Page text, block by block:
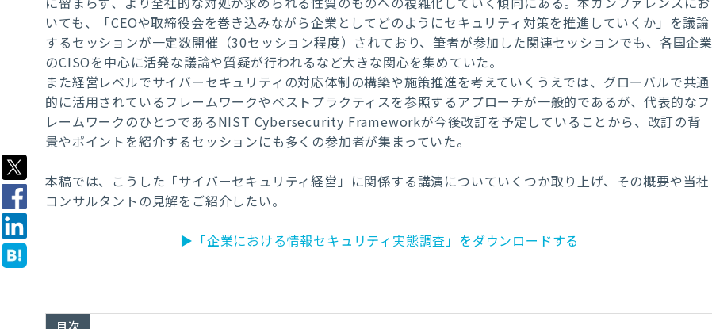
いても、「CEOや取締役会を巻き込みながら企業としてどのようにセキュリティ対策を推進していくか」を議論
するセッションが一定数開催（30セッション程度）されており、筆者が参加した関連セッションでも、各国企業
のCISOを中心に活発な議論や質疑が行われるなど大きな関心を集めていた。
また経営レベルでサイバーセキュリティの対応体制の構築や施策推進を考えていくうえでは、グローバルで共通
的に活用されているフレームワークやベストプラクティスを参照するアプローチが一般的であるが、代表的なフ
レームワークのひとつであるNIST Cybersecurity Frameworkが今後改訂を予定していることから、改訂の背
景やポイントを紹介するセッションにも多くの参加者が集まっていた。
本稿では、こうした「サイバーセキュリティ経営」に関係する講演についていくつか取り上げ、その概要や当社
コンサルタントの見解をご紹介したい。
▶「企業における情報セキュリティ実態調査」をダウンロードする